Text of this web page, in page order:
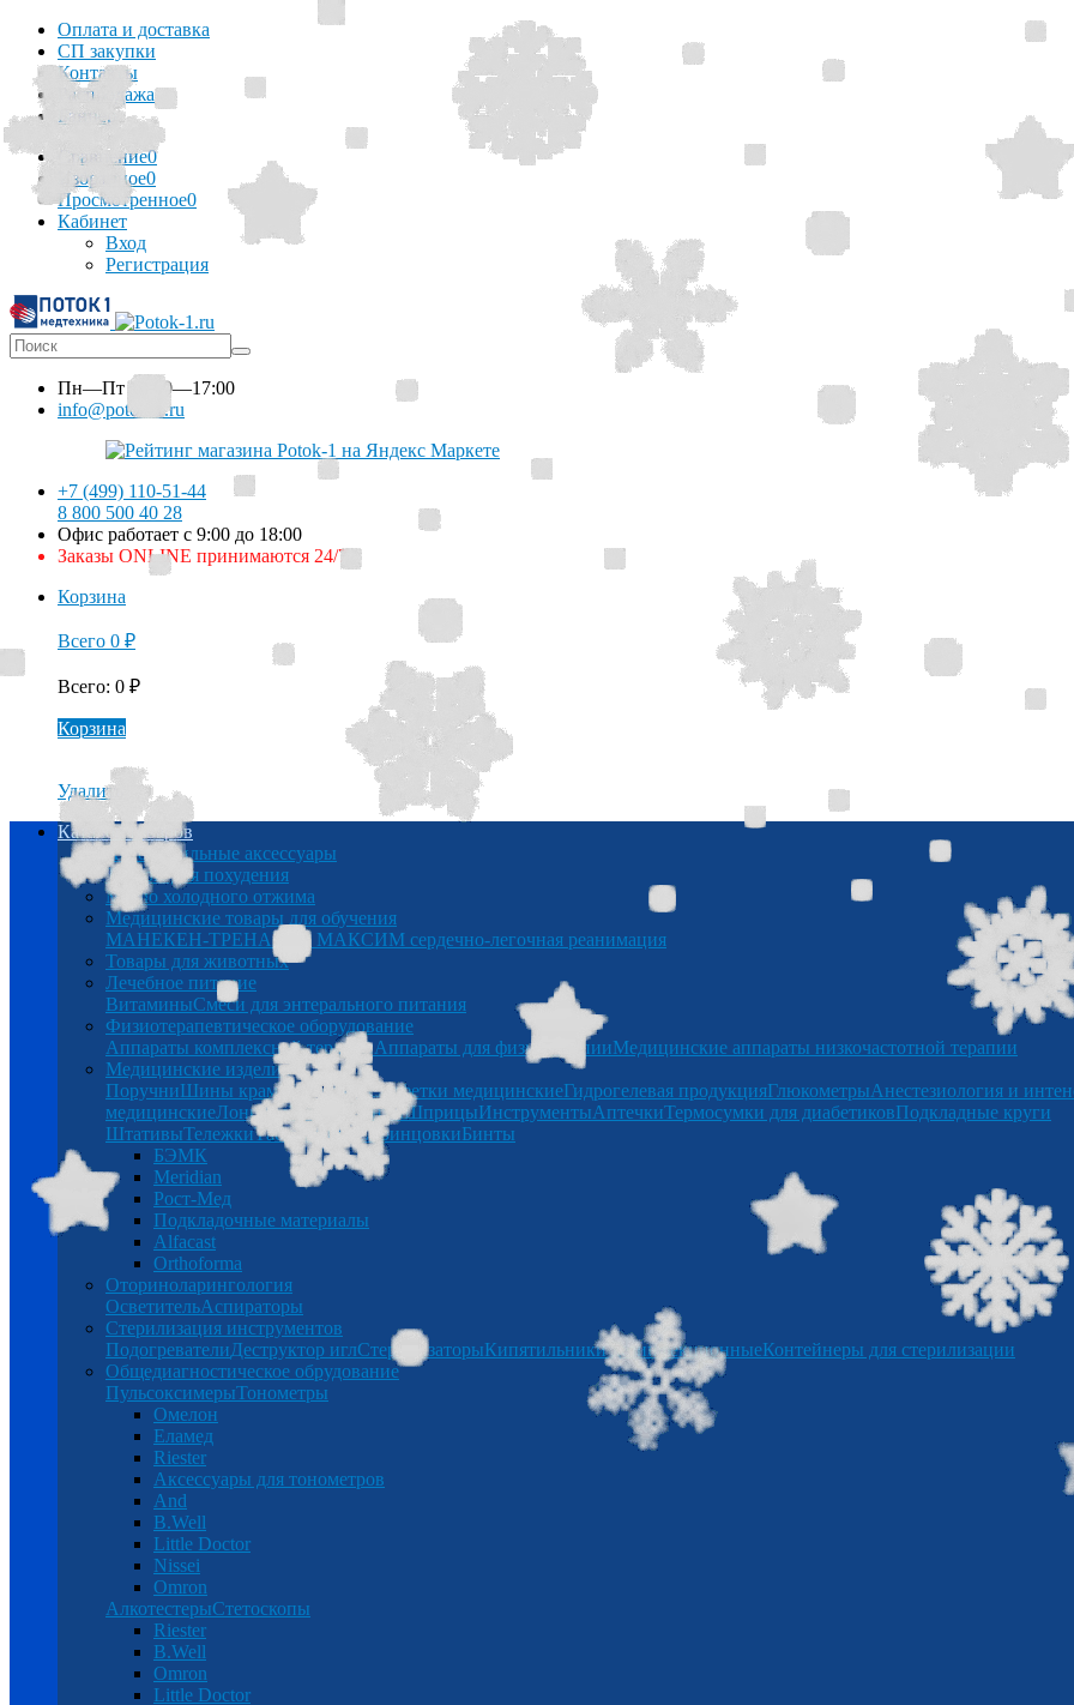
Оплата и доставка
СП закупки
Контакты
Распродажа
Баннер
Сравнение0
Избранное0
Просмотренное0
Кабинет
Вход
Регистрация
Пн—Пт10:00—17:00
info@potok-1.ru
+7 (499) 110-51-44
8 800 500 40 28
Офис работает с 9:00 до 18:00
Заказы ONLINE принимаются 24/7
Корзина
Всего 0 ₽
Всего: 0 ₽
Корзина
Удалить
Каталог товаров
Автомобильные аксессуары
Товары для похудения
Масло холодного отжима
Медицинские товары для обучения
МАНЕКЕН-ТРЕНАЖЕР МАКСИМ сердечно-легочная реанимация
Товары для животных
Лечебное питание
ВитаминыСмеси для энтерального питания
Физиотерапевтическое оборудование
Аппараты комплексной терапииАппараты для физиотерапииМедицинские аппараты низкочастотной терапии
Медицинские изделия
ПоручниШины крамера Беруши Салфетки медицинскиеГидрогелевая продукцияГлюкометрыАнестезиология и
медицинскиеЛонгетыХалаты БинтыШприцыИнструментыАптечкиТермосумки для диабетиковПодкладные круги
ШтативыТележкиТаблетницы СпринцовкиБинты
БЭМК
Meridian
Рост-Мед
Подкладочные материалы
Alfacast
Orthoforma
Оториноларингология
ОсветительАспираторы
Стерилизация инструментов
ПодогревателиДеструктор иглСтерилизаторыКипятильники дезинфекционныеКонтейнеры для стерилизации
Общедиагностическое обрудование
ПульсоксимерыТонометры
Омелон
Еламед
Riester
Аксессуары для тонометров
And
B.Well
Little Doctor
Nissei
Omron
АлкотестерыСтетоскопы
Riester
B.Well
Omron
Little Doctor